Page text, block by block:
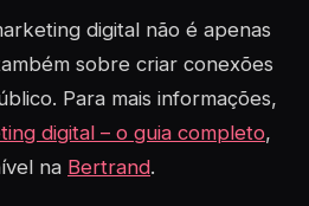
digital não é apenas
sobre criar conexões
Para mais informações,
digital – o guia completo,
na Bertrand.